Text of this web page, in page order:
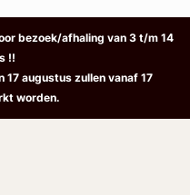
bezoek/afhaling van 3 t/m 14
!!
augustus zullen vanaf 17
worden.